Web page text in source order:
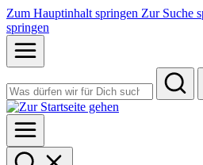
Zum Hauptinhalt springen Zur Suche
springen